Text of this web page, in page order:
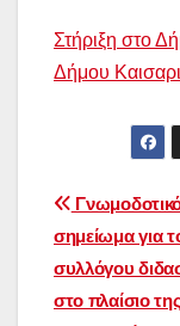
Στήριξη στο
Δήμου
σημείωμα για
συλλόγου
στο πλαίσιο της